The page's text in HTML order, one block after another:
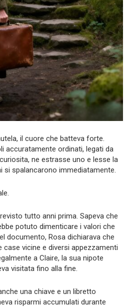
il cuore che batteva forte.
accuratamente ordinati, legati da
ne estrasse uno e lesse la
si spalancarono immediatamente.
tutto anni prima. Sapeva che
potuto dimenticare i valori che
documento, Rosa dichiarava che
vicine e diversi appezzamenti
a Claire, la sua nipote
visitata fino alla fine.
una chiave e un libretto
risparmi accumulati durante